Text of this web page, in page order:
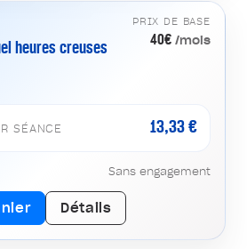
heures creuses
PRIX DE BASE
40€/mois
SÉANCE 13,33 €
Sans engagement
Détails